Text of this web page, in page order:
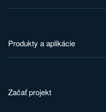
Produkty a aplikácie
Začať projekt